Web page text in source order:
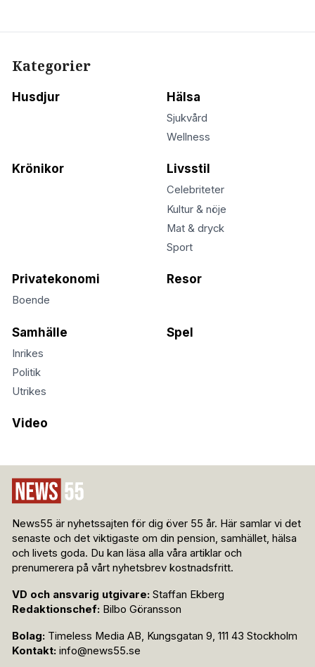
Kategorier
Husdjur Hälsa
Sjukvård
Wellness
Krönikor Livsstil
Celebriteter
Kultur & nöje
Mat & dryck
Sport
Privatekonomi
Boende
Resor
Samhälle
Inrikes
Politik
Utrikes
Spel
Video
News55 är nyhetssajten för dig över 55 år. Här samlar vi det
senaste och det viktigaste om din pension, samhället, hälsa
och livets goda. Du kan läsa alla våra artiklar och
prenumerera på vårt nyhetsbrev kostnadsfritt.
VD och ansvarig utgivare: Staffan Ekberg
Redaktionschef: Bilbo Göransson
Bolag: Timeless Media AB, Kungsgatan 9, 111 43 Stockholm
Kontakt: info@news55.se